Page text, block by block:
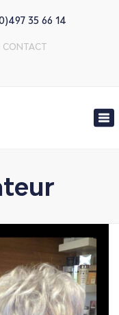
35 66 14
CONTACT